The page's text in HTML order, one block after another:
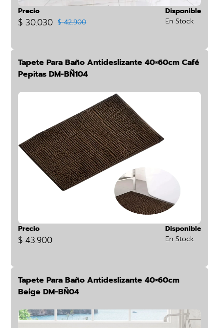
Precio
$ 30.030 $ 42.900
Disponible
En Stock
Tapete Para Baño Antideslizante 40×60cm Café
Pepitas DM-BÑ104
Precio
$ 43.900
Disponible
En Stock
Tapete Para Baño Antideslizante 40×60cm
Beige DM-BÑ04